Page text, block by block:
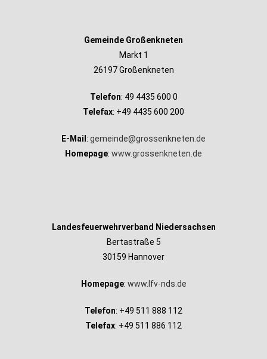
Gemeinde Großenkneten
Markt 1
26197 Großenkneten
Telefon: 49 4435 600 0
Telefax: +49 4435 600 200
E-Mail : gemeinde@grossenkneten.de
Homepage: www.grossenkneten.de
Landesfeuerwehrverband Niedersachsen
Bertastraße 5
30159 Hannover
Homepage: www.lfv-nds.de
Telefon: +49 511 888 112
Telefax: +49 511 886 112